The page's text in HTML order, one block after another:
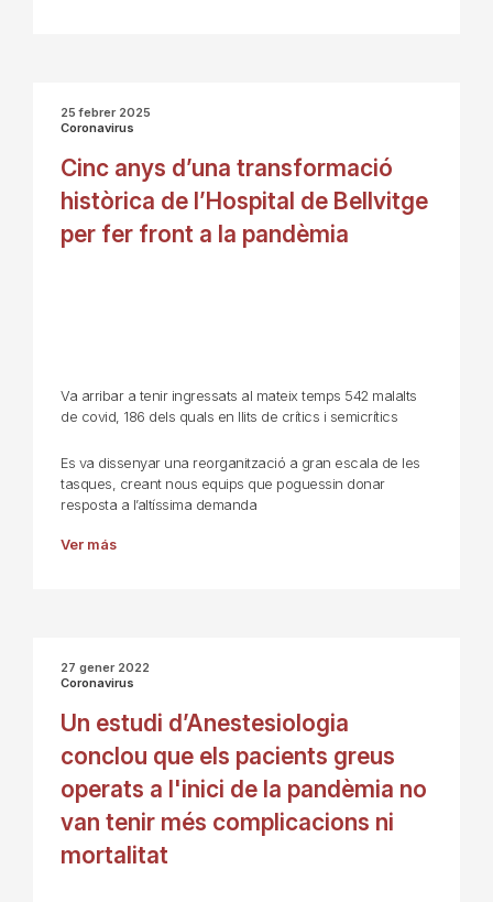
25 febrer 2025
Coronavirus
Cinc anys d’una transformació
històrica de l’Hospital de Bellvitge
per fer front a la pandèmia
Va arribar a tenir ingressats al mateix temps 542 malalts
de covid, 186 dels quals en llits de crítics i semicrítics
Es va dissenyar una reorganització a gran escala de les
tasques, creant nous equips que poguessin donar
resposta a l’altíssima demanda
Ver más
27 gener 2022
Coronavirus
Un estudi d’Anestesiologia
conclou que els pacients greus
operats a l'inici de la pandèmia no
van tenir més complicacions ni
mortalitat